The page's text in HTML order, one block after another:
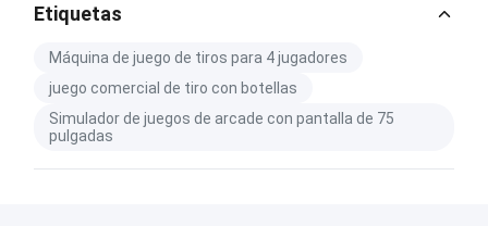
PDF Catalog Download.pdf
Etiquetas
Máquina de juego de tiros para 4 jugadores
juego comercial de tiro con botellas
Simulador de juegos de arcade con pantalla de 75
pulgadas